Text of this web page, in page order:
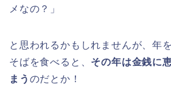
メなの？」
と思われるかもしれませんが、年
そばを食べると、 その年は金銭に
まう のだとか！